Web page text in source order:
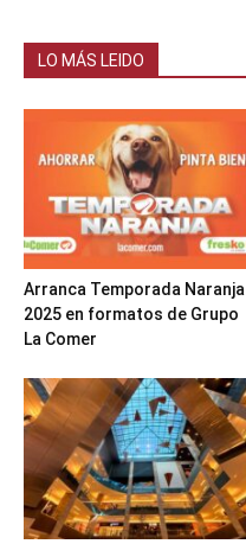
LO MÁS LEIDO
Arranca Temporada Naranja
2025 en formatos de Grupo
La Comer